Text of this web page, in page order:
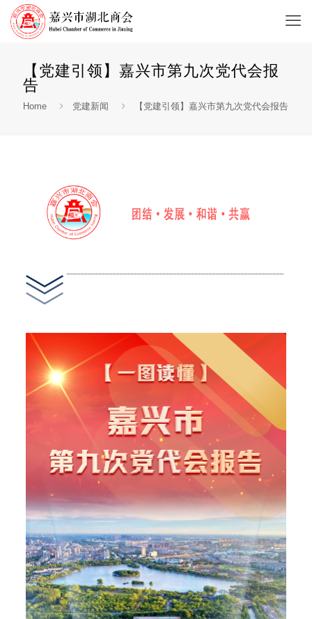
【党建引领】嘉兴市第九次党代会报
告
Home 党建新闻 【党建引领】嘉兴市第九次党代会报告